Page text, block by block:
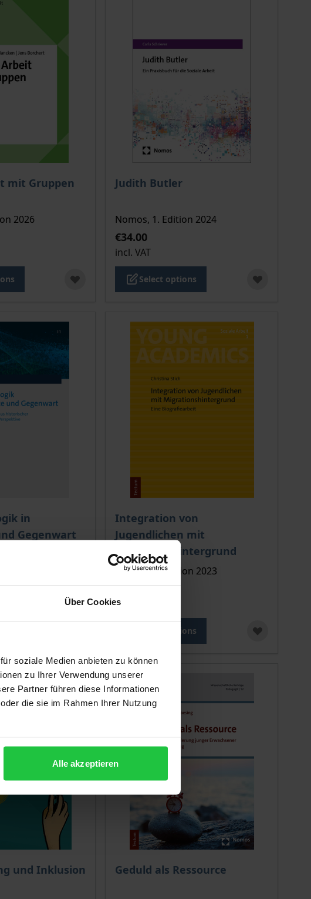
Über Cookies
soziale Medien anbieten zu können
zu Ihrer Verwendung unserer
Partner führen diese Informationen
die sie im Rahmen Ihrer Nutzung
Alle akzeptieren
mit Gruppen
on the options chosen on the product page
2026
Judith Butler
The price depends on the options chosen
Nomos, 1. Edition 2024
€34.00
incl. VAT
Select options
in
Gegenwart
on the options chosen on the product page
Integration von
Jugendlichen mit
Migrationshintergrund
The price depends on the options chosen
Tectum, 1. Edition 2023
incl. VAT
Select options
und Inklusion
on the options chosen on the product page
Geduld als Ressource
The price depends on the options chosen